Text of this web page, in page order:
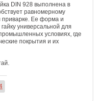
DIN 928 выполнена в
равномерному
приварке. Ее форма и
универсальной для
условиях, где
покрытия и их